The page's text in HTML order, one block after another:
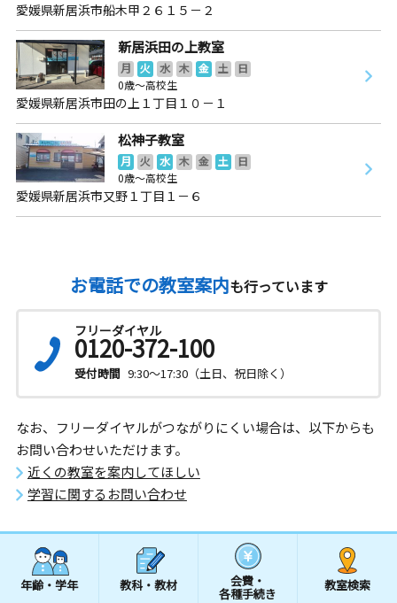
愛媛県新居浜市船木甲２６１５－２
新居浜田の上教室
月 火 水 木 金 土
日
0歳～高校生
愛媛県新居浜市田の上１丁目１０－１
松神子教室
月 火 水 木 金 土
日
0歳～高校生
愛媛県新居浜市又野１丁目１－６
お電話での教室案内も行っています
フリーダイヤル
0120-372-100
受付時間 9:30～17:30（土日、祝日除く）
なお、フリーダイヤルがつながりにくい場合は、以下からも
お問い合わせいただけます。
近くの教室を案内してほしい
学習に関するお問い合わせ
年齢・学年 教科・教材 会費・
各種手続き
教室検索